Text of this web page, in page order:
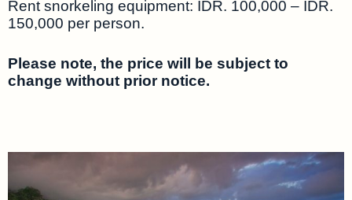
Rent snorkeling equipment: IDR. 100,000 – IDR.
150,000 per person.
Please note, the price will be subject to
change without prior notice.